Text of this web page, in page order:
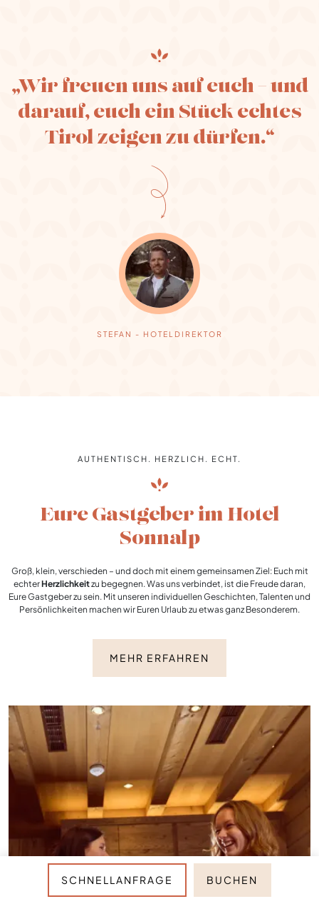
„Wir freuen uns auf euch – und
darauf, euch ein Stück echtes
Tirol zeigen zu dürfen.“
STEFAN - HOTELDIREKTOR
AUTHENTISCH. HERZLICH. ECHT.
Eure Gastgeber im Hotel
Sonnalp
Groß, klein, verschieden – und doch mit einem gemeinsamen Ziel: Euch mit
echterHerzlichkeitzu begegnen. Was uns verbindet, ist die Freude daran,
Eure Gastgeber zu sein. Mit unseren individuellen Geschichten, Talenten und
Persönlichkeiten machen wir Euren Urlaub zu etwas ganz Besonderem.
MEHR ERFAHREN
SCHNELLANFRAGE BUCHEN